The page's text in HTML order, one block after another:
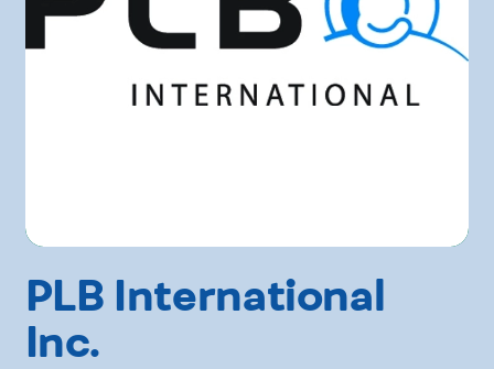
PLB International
Inc.